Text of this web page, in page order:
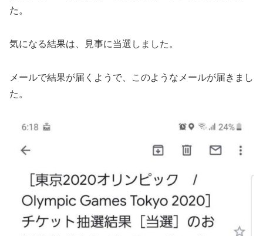
た。
気になる結果は、見事に当選しました。
メールで結果が届くようで、このようなメールが届きまし
た。